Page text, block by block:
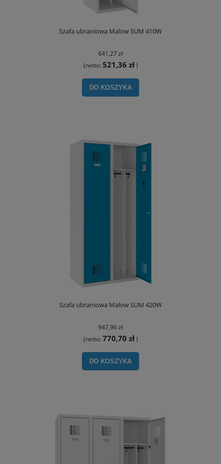
Szafa ubraniowa Malow SUM 410W
641,27 zł
(netto: 521,36 zł)
DO KOSZYKA
Szafa ubraniowa Malow SUM 420W
947,96 zł
(netto: 770,70 zł)
DO KOSZYKA